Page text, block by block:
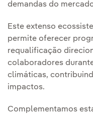
demandas do
Este extenso
permite oferecer
requalificação
colaboradores
climáticas,
impactos.
Complementamos